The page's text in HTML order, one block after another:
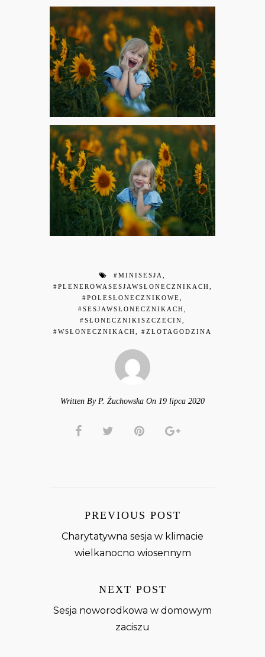
#MINISESJA
#PLENEROWASESJAWSŁONECZNIKACH
#POLESŁONECZNIKOWE
#SESJAWSŁONECZNIKACH
#SŁONECZNIKISZCZECIN
#WSŁONECZNIKACH
#ZŁOTAGODZINA
Written By P. Żuchowska On 19 lipca 2020
PREVIOUS POST
Charytatywna sesja w klimacie
wielkanocno wiosennym
NEXT POST
Sesja noworodkowa w domowym
zaciszu